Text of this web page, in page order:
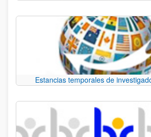
Estancias temporales de